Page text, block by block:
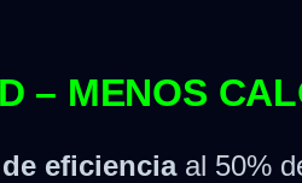
– MENOS
eficienciaal 50%